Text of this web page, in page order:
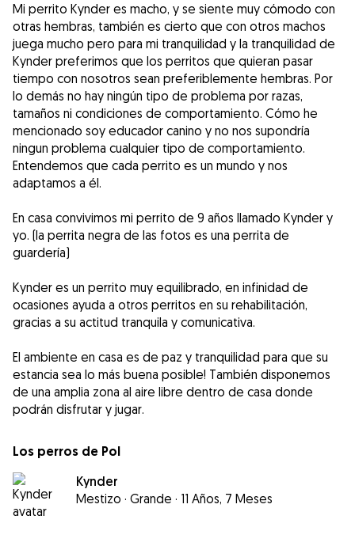
Mi perrito Kynder es macho, y se siente muy cómodo con
otras hembras, también es cierto que con otros machos
juega mucho pero para mi tranquilidad y la tranquilidad de
Kynder preferimos que los perritos que quieran pasar
tiempo con nosotros sean preferiblemente hembras. Por
lo demás no hay ningún tipo de problema por razas,
tamaños ni condiciones de comportamiento. Cómo he
mencionado soy educador canino y no nos supondría
ningun problema cualquier tipo de comportamiento.
Entendemos que cada perrito es un mundo y nos
adaptamos a él.
En casa convivimos mi perrito de 9 años llamado Kynder y
yo. (la perrita negra de las fotos es una perrita de
guardería)
Kynder es un perrito muy equilibrado, en infinidad de
ocasiones ayuda a otros perritos en su rehabilitación,
gracias a su actitud tranquila y comunicativa.
El ambiente en casa es de paz y tranquilidad para que su
estancia sea lo más buena posible! También disponemos
de una amplia zona al aire libre dentro de casa donde
podrán disfrutar y jugar.
Los perros de Pol
Kynder
Mestizo · Grande · 11 Años, 7 Meses